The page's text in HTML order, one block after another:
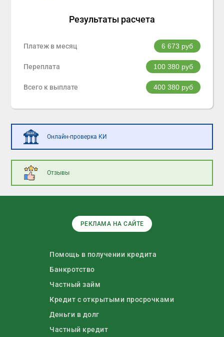
Результаты расчета
Платеж в месяц 6 673 руб
Переплата 100 380руб
Всего к выплате 400 380руб
Онлайн-проверка КИ
Отзывы
РЕКЛАМА НА САЙТЕ
Помощь в получении кредита
Банкротство
Частный займ
Кредит с открытыми просрочками
Деньги в долг
Частный кредит